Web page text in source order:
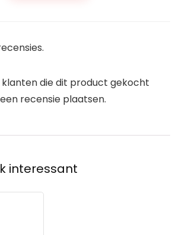
die dit product gekocht
recensie plaatsen.
interessant